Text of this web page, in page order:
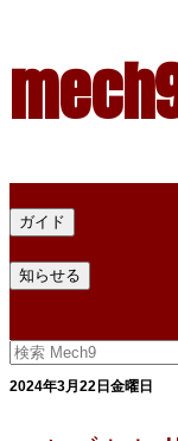
ガイド
知らせる
2024年3月22日金曜日